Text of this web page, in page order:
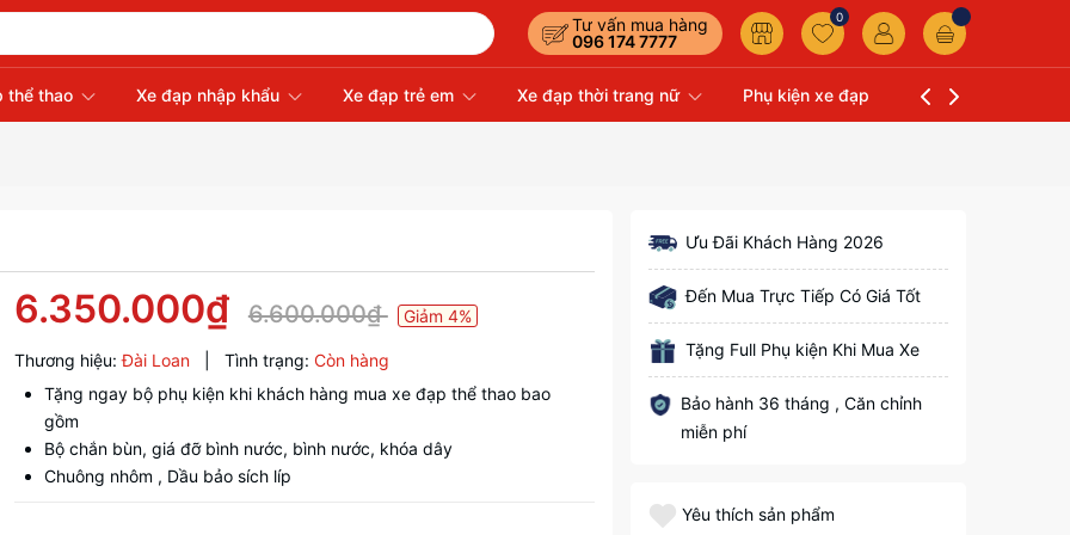
Tư vấn mua hàng
096 174 7777
0
thể thao Xe đạp nhập khẩu Xe đạp trẻ em Xe đạp thời trang nữ Phụ kiện xe đạp Liên hệ
6.350.000₫ 6.600.000₫ Giảm 4%
Thương hiệu: Đài Loan Tình trạng: Còn hàng
Tặng ngay bộ phụ kiện khi khách hàng mua xe đạp thể thao bao
gồm
Bộ chắn bùn, giá đỡ bình nước, bình nước, khóa dây
Chuông nhôm , Dầu bảo sích líp
Ưu Đãi Khách Hàng 2026
Đến Mua Trực Tiếp Có Giá Tốt
Tặng Full Phụ kiện Khi Mua Xe
Bảo hành 36 tháng , Căn chỉnh
miễn phí
Yêu thích sản phẩm